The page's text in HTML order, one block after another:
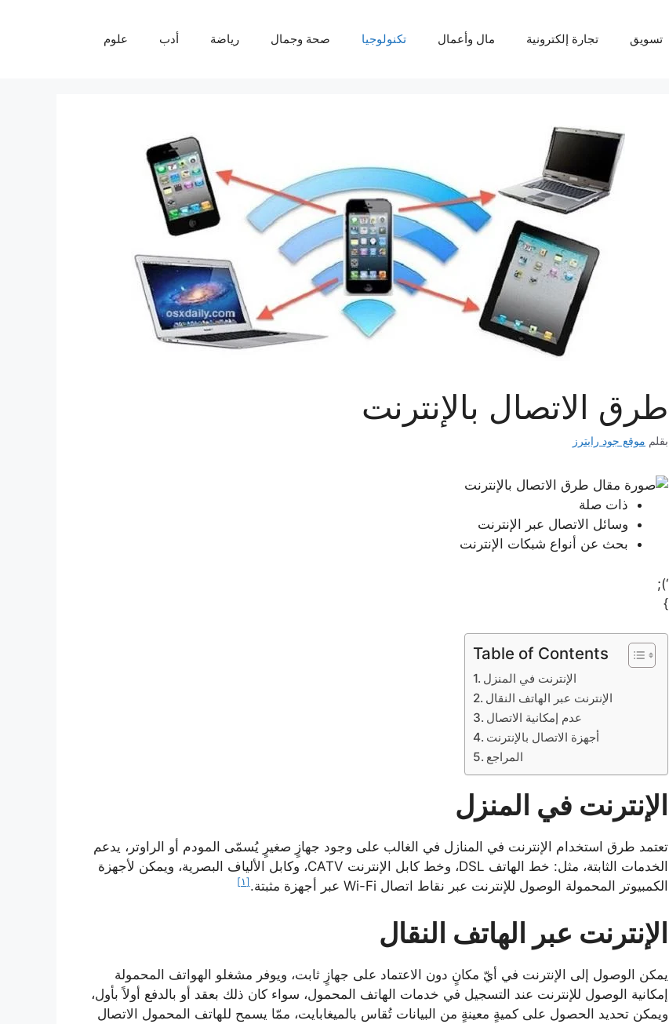
تسويق تجارة إلكترونية مال وأعمال تكنولوجيا صحة وجمال رياضة أدب علوم
طرق الاتصال بالإنترنت
بقلم موقع جود رايترز
ذات صلة
وسائل الاتصال عبر الإنترنت
بحث عن أنواع شبكات الإنترنت
‘);
}
Table of Contents
الإنترنت في المنزل
الإنترنت عبر الهاتف النقال
عدم إمكانية الاتصال
أجهزة الاتصال بالإنترنت
المراجع
الإنترنت في المنزل
تعتمد طرق استخدام الإنترنت في المنازل في الغالب على وجود جهازٍ صغيرٍ يُسمّى المودم أو الراوتر، يدعم
الخدمات الثابتة، مثل: خط الهاتف DSL، وخط كابل الإنترنت CATV، وكابل الألياف البصرية، ويمكن لأجهزة
الكمبيوتر المحمولة الوصول للإنترنت عبر نقاط اتصال Wi-Fi عبر أجهزة مثبتة.
[١]
الإنترنت عبر الهاتف النقال
يمكن الوصول إلى الإنترنت في أيّ مكانٍ دون الاعتماد على جهازٍ ثابت، ويوفر مشغلو الهواتف المحمولة
إمكانية الوصول للإنترنت عند التسجيل في خدمات الهاتف المحمول، سواء كان ذلك بعقد أو بالدفع أولاً بأول،
ويمكن تحديد الحصول على كميةٍ معينةٍ من البيانات تُقاس بالميغابايت، ممّا يسمح للهاتف المحمول الاتصال